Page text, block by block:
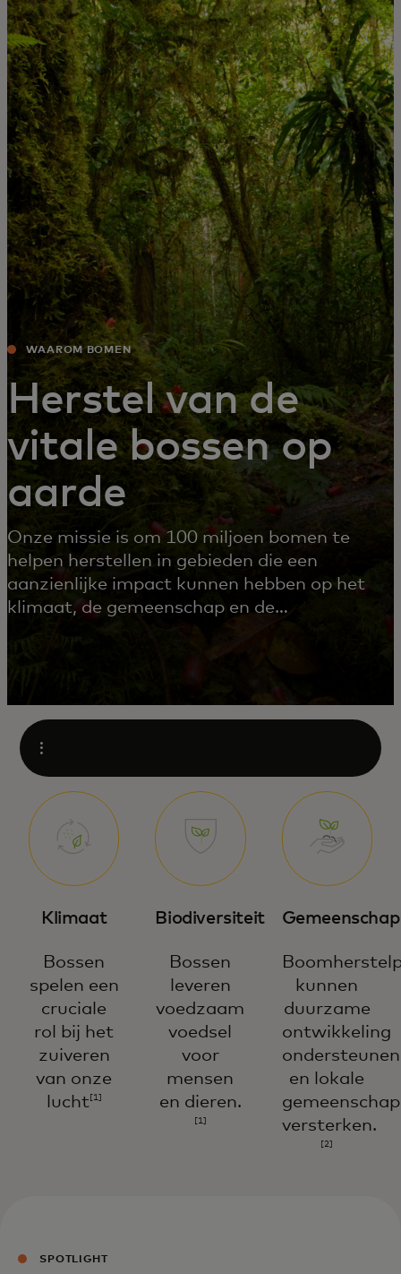
Voor jou
Zakelijk
Voor de wereld
Voor vernieuwers
Nieuws en trends
WAAROM BOMEN
Herstel van de
vitale bossen op
aarde
Onze missie is om 100 miljoen bomen te
helpen herstellen in gebieden die een
aanzienlijke impact kunnen hebben op het
klimaat, de gemeenschap en de
Open
Klimaat
Bossen
spelen een
cruciale
rol bij het
zuiveren
van onze
lucht [1]
Biodiversiteit
Bossen
leveren
voedzaam
voedsel
voor
mensen
en dieren.
[1]
Gemeenschap
kunnen
duurzame
ontwikkeling
ondersteunen
en lokale
versterken.
[2]
SPOTLIGHT